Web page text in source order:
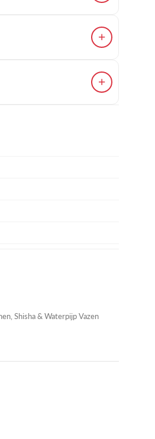
+
+
, Shisha & Waterpijp Vazen